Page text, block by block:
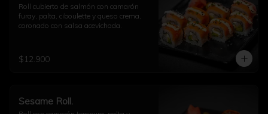
Roll cubierto de salmón con camarón
furay, palta, ciboulette y queso crema,
coronado con salsa acevichada.
$12.900
Sesame Roll.